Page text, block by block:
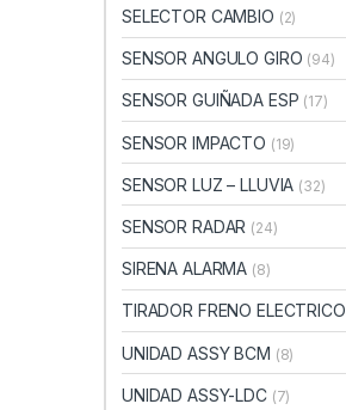
SELECTOR CAMBIO (2)
SENSOR ANGULO GIRO (94)
SENSOR GUIÑADA ESP (17)
SENSOR IMPACTO (19)
SENSOR LUZ – LLUVIA (32)
SENSOR RADAR (24)
SIRENA ALARMA (8)
TIRADOR FRENO ELECTRICO
UNIDAD ASSY BCM (8)
UNIDAD ASSY-LDC (7)